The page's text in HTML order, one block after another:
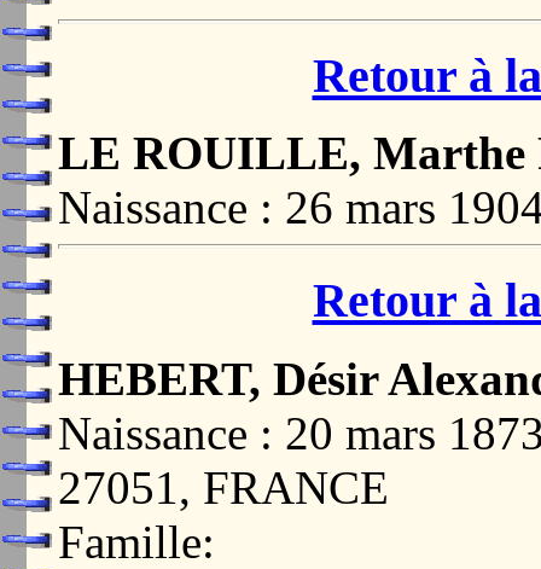
Retour à
LE ROUILLE, Marthe
Naissance : 26 mars
Retour à
HEBERT, Désir
Naissance : 20 mars
27051, FRANCE
Famille: